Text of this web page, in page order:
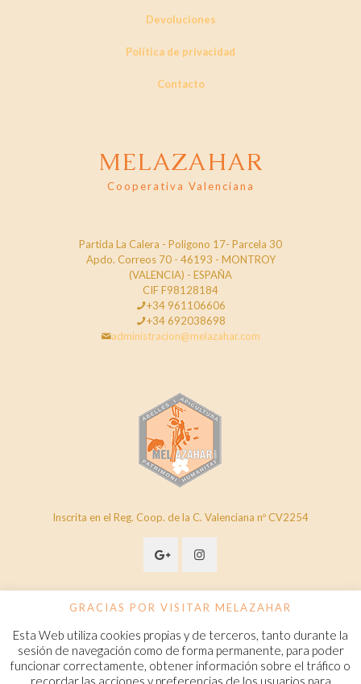
Devoluciones
Política de privacidad
Contacto
MELAZAHAR
Cooperativa Valenciana
Partida La Calera - Poligono 17- Parcela 30
Apdo. Correos 70 - 46193 - MONTROY
(VALENCIA) - ESPAÑA
CIF F98128184
+34 961106606
+34 692038698
administracion@melazahar.com
Inscrita en el Reg. Coop. de la C. Valenciana nº CV2254
© 2020 Melazahar. All Rights Reserved.www.melazahar.com
GRACIAS POR VISITAR MELAZAHAR
Esta Web utiliza cookies propias y de terceros, tanto durante la
sesión de navegación como de forma permanente, para poder
funcionar correctamente, obtener información sobre el tráfico o
recordar las acciones y preferencias de los usuarios para